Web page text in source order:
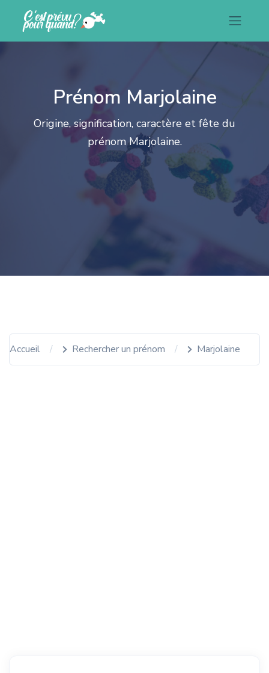
Prénom Marjolaine
Origine, signification, caractère et fête du
prénom Marjolaine.
Accueil Rechercher un prénom Marjolaine